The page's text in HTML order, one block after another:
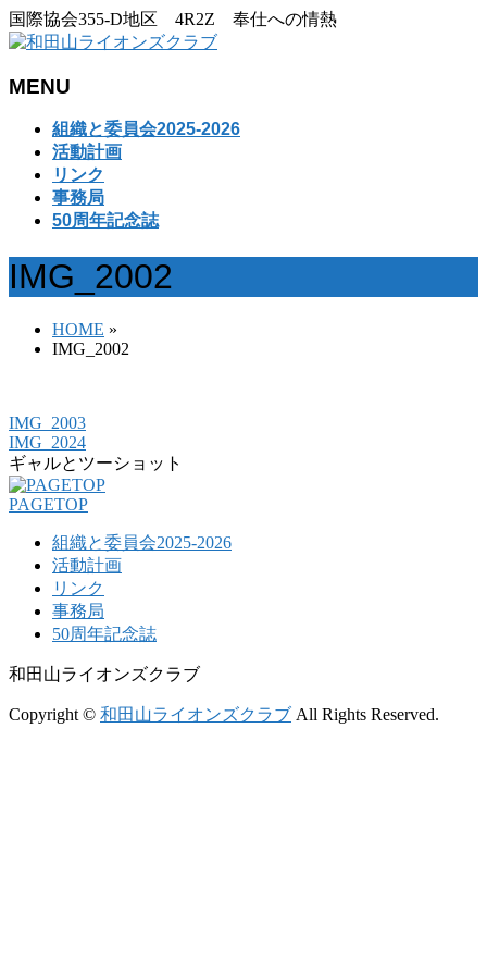
国際協会355-D地区 4R2Z 奉仕への情熱
MENU
ば
す
組織と委員会2025-2026
活動計画
リンク
事務局
50周年記念誌
IMG_2002
HOME »
IMG_2002
IMG_2003
IMG_2024
ギャルとツーショット
PAGETOP
組織と委員会2025-2026
活動計画
リンク
事務局
50周年記念誌
和田山ライオンズクラブ
Copyright © 和田山ライオンズクラブ All Rights Reserved.